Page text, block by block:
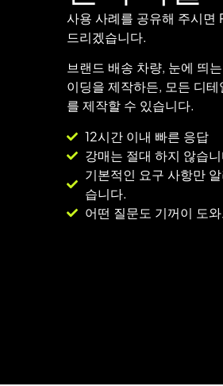
사용 사례를 공유해 주시
드리겠습니다.
브랜드 배송 차량, 눈에 띄
이딩을 제작하든, 모든 디
를 제작할 수 있습니다.
12시간 이내 빠른 응답
강매는 절대 하지 않습
기본적인 요구 사항만
습니다.
어떤 질문도 기꺼이 도